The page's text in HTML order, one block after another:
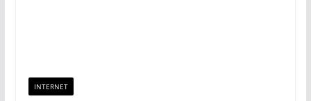
INTERNET